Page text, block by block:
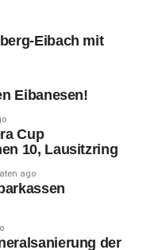
Eibach mit
Eibanesen!
Cup
10, Lausitzring
ago
der